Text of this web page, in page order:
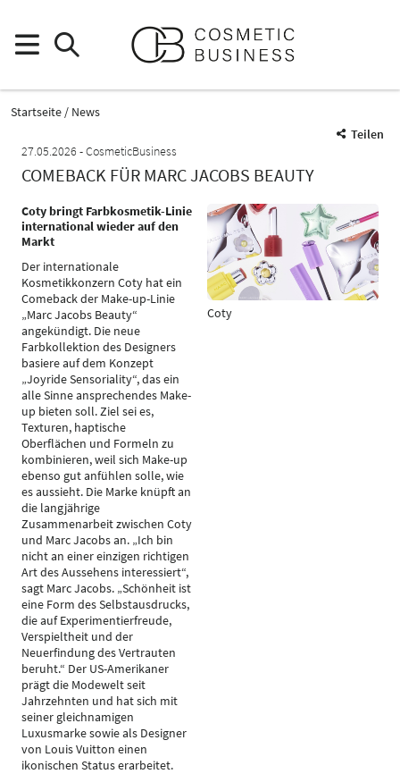
Startseite
News
Teilen
27.05.2026
CosmeticBusiness
COMEBACK FÜR MARC JACOBS BEAUTY
Coty bringt Farbkosmetik-Linie
international wieder auf den
Markt
Der internationale
Kosmetikkonzern Coty hat ein
Comeback der Make-up-Linie
„Marc Jacobs Beauty“
angekündigt. Die neue
Farbkollektion des Designers
basiere auf dem Konzept
„Joyride Sensoriality“, das ein
alle Sinne ansprechendes Make-
up bieten soll. Ziel sei es,
Texturen, haptische
Oberflächen und Formeln zu
kombinieren, weil sich Make-up
ebenso gut anfühlen solle, wie
es aussieht. Die Marke knüpft an
die langjährige
Zusammenarbeit zwischen Coty
und Marc Jacobs an. „Ich bin
nicht an einer einzigen richtigen
Art des Aussehens interessiert“,
sagt Marc Jacobs. „Schönheit ist
eine Form des Selbstausdrucks,
die auf Experimentierfreude,
Verspieltheit und der
Neuerfindung des Vertrauten
beruht.“ Der US-Amerikaner
prägt die Modewelt seit
Jahrzehnten und hat sich mit
seiner gleichnamigen
Luxusmarke sowie als Designer
von Louis Vuitton einen
ikonischen Status erarbeitet.
Coty